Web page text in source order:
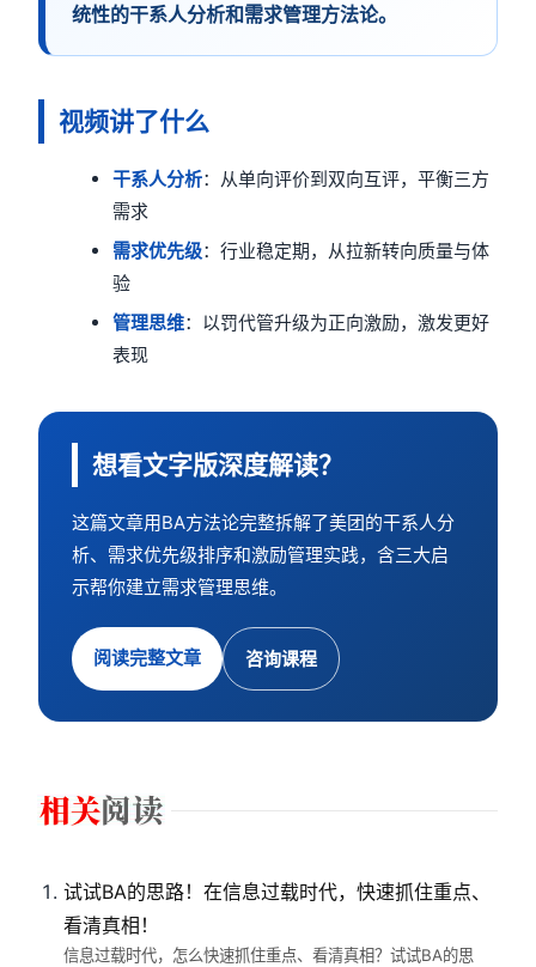
统性的干系人分析和需求管理方法论。
视频讲了什么
干系人分析：从单向评价到双向互评，平衡三方
需求
需求优先级：行业稳定期，从拉新转向质量与体
验
管理思维：以罚代管升级为正向激励，激发更好
表现
想看文字版深度解读？
这篇文章用BA方法论完整拆解了美团的干系人分
析、需求优先级排序和激励管理实践，含三大启
示帮你建立需求管理思维。
阅读完整文章 咨询课程
试试BA的思路！在信息过载时代，快速抓住重点、
看清真相！
信息过载时代，怎么快速抓住重点、看清真相？试试BA的思